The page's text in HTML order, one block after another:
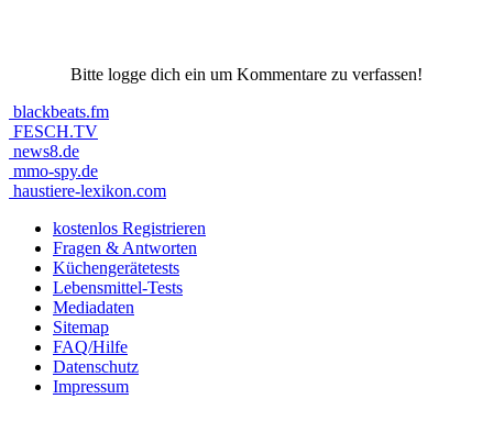
Bitte logge dich ein um Kommentare zu verfassen!
blackbeats.fm
FESCH.TV
news8.de
mmo-spy.de
haustiere-lexikon.com
kostenlos Registrieren
Fragen & Antworten
Küchengerätetests
Lebensmittel-Tests
Mediadaten
Sitemap
FAQ/Hilfe
Datenschutz
Impressum